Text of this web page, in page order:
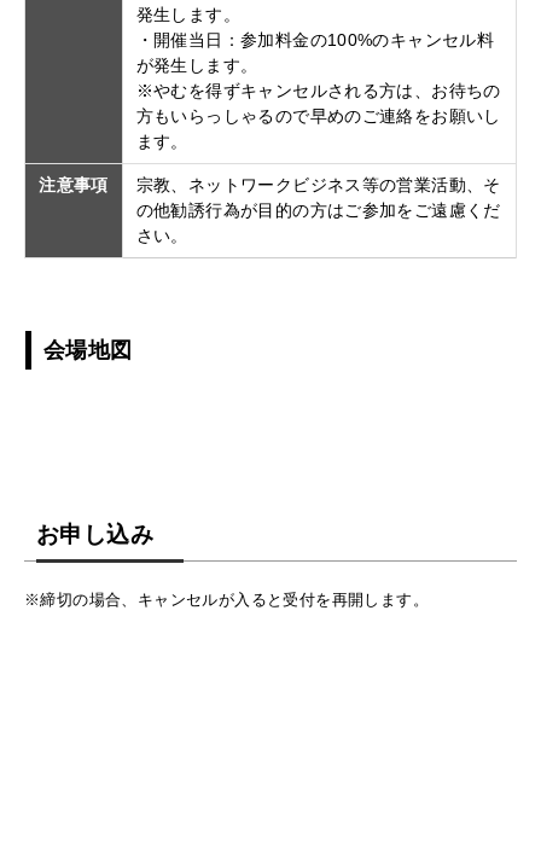
発生します。
・開催当日：参加料金の100%のキャンセル料
が発生します。
※やむを得ずキャンセルされる方は、お待ちの
方もいらっしゃるので早めのご連絡をお願いし
ます。
注意事項
宗教、ネットワークビジネス等の営業活動、そ
の他勧誘行為が目的の方はご参加をご遠慮くだ
さい。
会場地図
お申し込み
※締切の場合、キャンセルが入ると受付を再開します。